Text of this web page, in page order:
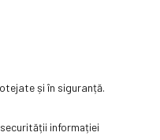
și în siguranță.
informației